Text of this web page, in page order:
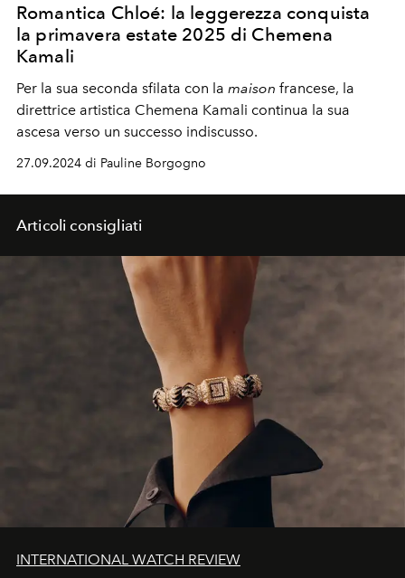
Romantica Chloé: la leggerezza conquista
la primavera estate 2025 di Chemena
Kamali
Per la sua seconda sfilata con la maison francese, la
direttrice artistica Chemena Kamali continua la sua
ascesa verso un successo indiscusso.
27.09.2024 di Pauline Borgogno
Articoli consigliati
INTERNATIONAL WATCH REVIEW